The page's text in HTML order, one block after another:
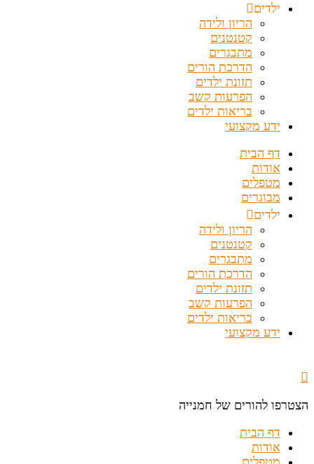
ילדים
הריון ולידה
קטנטנים
מתבגרים
הדרכת הורים
תזונת ילדים
הפרעות קשב
בריאות ילדים
ידע מקצועי
דף הבית
אודות
מטפלים
מבוגרים
ילדים
הריון ולידה
קטנטנים
מתבגרים
הדרכת הורים
תזונת ילדים
הפרעות קשב
בריאות ילדים
ידע מקצועי
הצטרפו להורים של חמנייה
דף הבית
אודות